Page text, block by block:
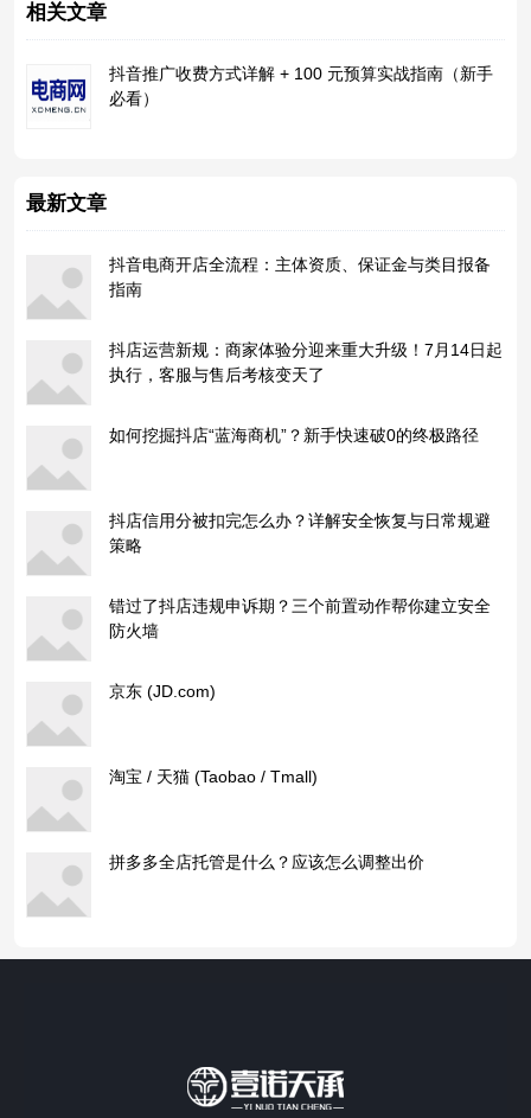
相关文章
抖音推广收费方式详解 + 100 元预算实战指南（新手
必看）
最新文章
抖音电商开店全流程：主体资质、保证金与类目报备
指南
抖店运营新规：商家体验分迎来重大升级！7月14日起
执行，客服与售后考核变天了
如何挖掘抖店“蓝海商机”？新手快速破0的终极路径
抖店信用分被扣完怎么办？详解安全恢复与日常规避
策略
错过了抖店违规申诉期？三个前置动作帮你建立安全
防火墙
京东 (JD.com)
淘宝 / 天猫 (Taobao / Tmall)
拼多多全店托管是什么？应该怎么调整出价